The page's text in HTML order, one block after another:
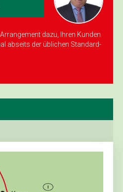
dazu, Ihren Kunden
abseits der üblichen Standard-